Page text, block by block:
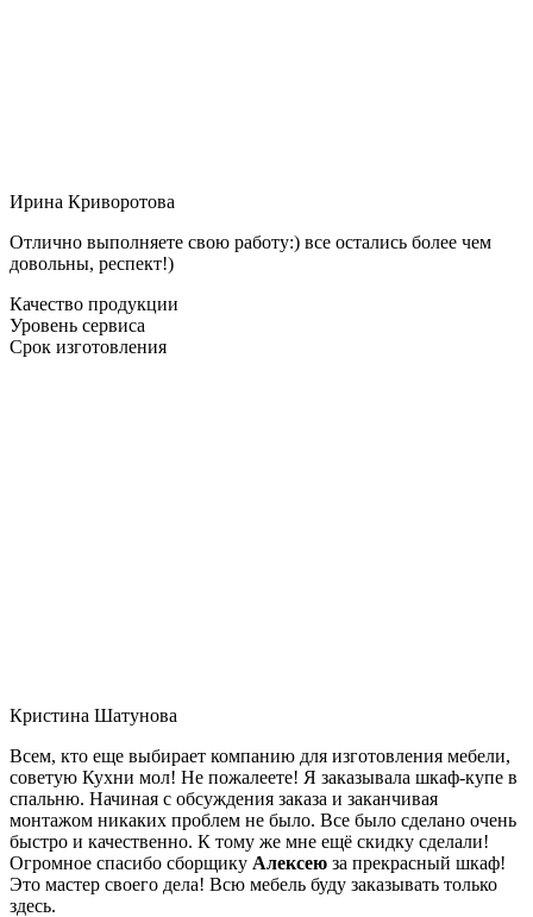
Ирина Криворотова
Отлично выполняете свою работу:) все остались более чем
довольны, респект!)
Качество продукции
Уровень сервиса
Срок изготовления
Кристина Шатунова
Всем, кто еще выбирает компанию для изготовления мебели,
советую Кухни мол! Не пожалеете! Я заказывала шкаф-купе в
спальню. Начиная с обсуждения заказа и заканчивая
монтажом никаких проблем не было. Все было сделано очень
быстро и качественно. К тому же мне ещё скидку сделали!
Огромное спасибо сборщику Алексею за прекрасный шкаф!
Это мастер своего дела! Всю мебель буду заказывать только
здесь.